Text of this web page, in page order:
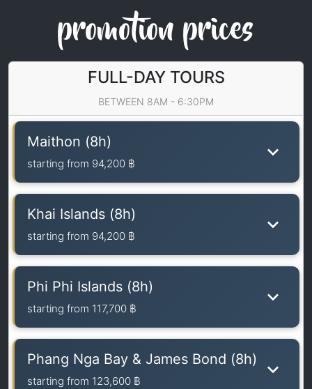
promotion prices
FULL-DAY TOURS
BETWEEN 8AM - 6:30PM
Maithon (8h)
starting from 94,200 ฿
Khai Islands (8h)
starting from 94,200 ฿
Phi Phi Islands (8h)
starting from 117,700 ฿
Phang Nga Bay & James Bond (8h)
starting from 123,600 ฿